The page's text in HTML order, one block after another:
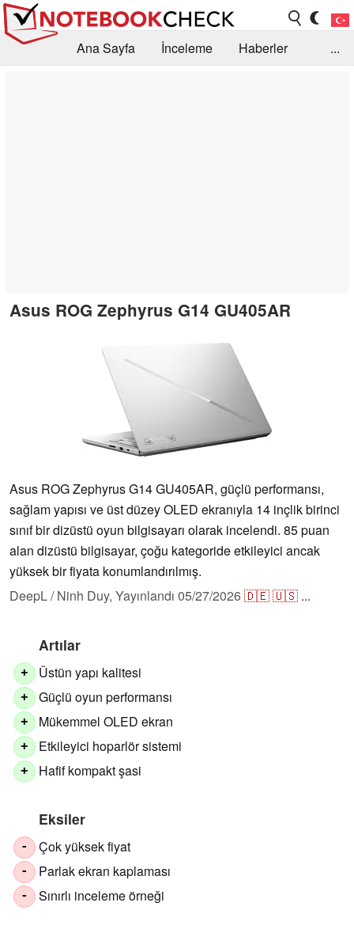
Ana Sayfa İnceleme
Haberler
...
Asus ROG Zephyrus G14 GU405AR
Asus ROG Zephyrus G14 GU405AR, güçlü performansı,
sağlam yapısı ve üst düzey OLED ekranıyla 14 inçlik birinci
sınıf bir dizüstü oyun bilgisayarı olarak incelendi. 85 puan
alan dizüstü bilgisayar, çoğu kategoride etkileyici ancak
yüksek bir fiyata konumlandırılmış.
DeepL / Ninh Duy, Yayınlandı 05/27/2026🇩🇪🇺🇸 ...
Artılar
+ Üstün yapı kalitesi
+ Güçlü oyun performansı
+ Mükemmel OLED ekran
+ Etkileyici hoparlör sistemi
+ Hafif kompakt şasi
Eksiler
- Çok yüksek fiyat
- Parlak ekran kaplaması
- Sınırlı inceleme örneği